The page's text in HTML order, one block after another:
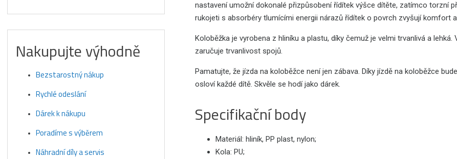
nastavení umožní dokonalé přizpůsobení řídítek výšce dítěte, zatímco torzní
rukojeti s absorbéry tlumícími energii nárazů řídítek o povrch zvyšují komfort
Koloběžka je vyrobena z hliníku a plastu, díky čemuž je velmi trvanlivá a
zaručuje trvanlivost spojů.
Pamatujte, že jízda na koloběžce není jen zábava. Díky jízdě na koloběžce
osloví každé dítě. Skvěle se hodí jako dárek.
Specifikační body
Materiál: hliník, PP plast, nylon;
Kola: PU;
Nakupujte výhodně
Bezstarostný nákup
Rychlé odeslání
Dárek k nákupu
Poradíme s výběrem
Náhradní díly a servis